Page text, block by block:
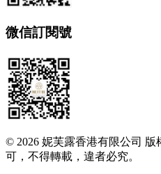
微信訂閱號
© 2026 妮芙露香港有限公司
可，不得轉載，違者必究。